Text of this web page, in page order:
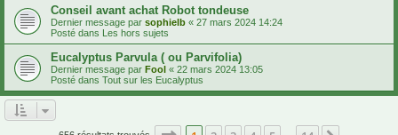
Conseil avant achat Robot tondeuse
Dernier message par sophielb « 27 mars 2024 14:24
Posté dans Les hors sujets
Eucalyptus Parvula ( ou Parvifolia)
Dernier message par Fool « 22 mars 2024 13:05
Posté dans Tout sur les Eucalyptus